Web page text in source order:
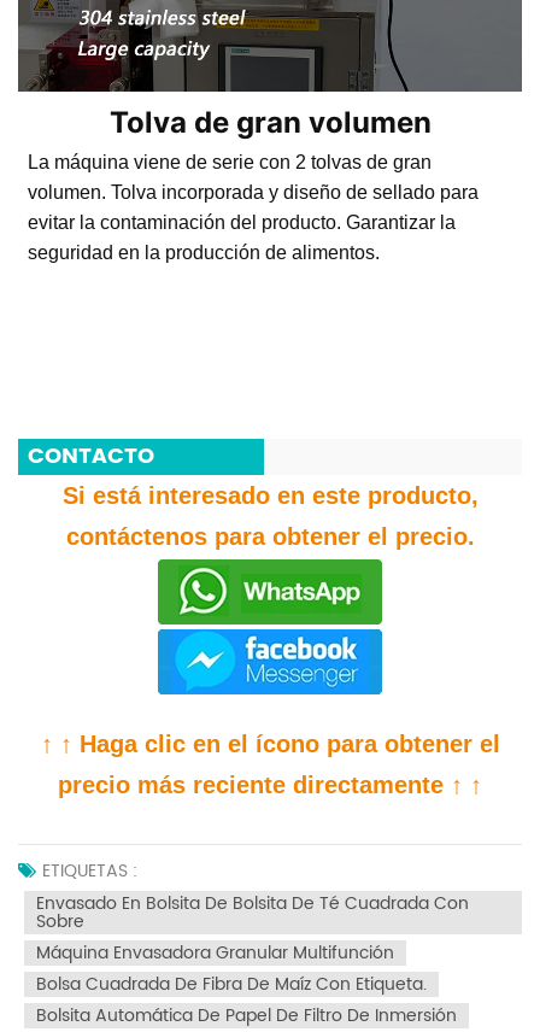
Tolva de gran volumen
La máquina viene de serie con 2 tolvas de gran
volumen. Tolva incorporada y diseño de sellado para
evitar la contaminación del producto. Garantizar la
seguridad en la producción de alimentos.
CONTACTO
Si está interesado en este producto,
contáctenos para obtener el precio.
↑ ↑ Haga clic en el ícono para obtener el
precio más reciente directamente ↑ ↑
ETIQUETAS :
Envasado En Bolsita De Bolsita De Té Cuadrada Con
Sobre
Máquina Envasadora Granular Multifunción
Bolsa Cuadrada De Fibra De Maíz Con Etiqueta.
Bolsita Automática De Papel De Filtro De Inmersión